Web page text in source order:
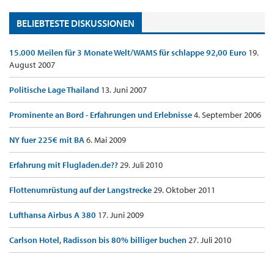
BELIEBTESTE DISKUSSIONEN
15.000 Meilen für 3 Monate Welt/WAMS für schlappe 92,00 Euro 19.
August 2007
Politische Lage Thailand 13. Juni 2007
Prominente an Bord - Erfahrungen und Erlebnisse4. September 2006
NY fuer 225€ mit BA6. Mai 2009
Erfahrung mit Flugladen.de??29. Juli 2010
Flottenumrüstung auf der Langstrecke29. Oktober 2011
Lufthansa Airbus A 380 17. Juni 2009
Carlson Hotel, Radisson bis 80% billiger buchen27. Juli 2010